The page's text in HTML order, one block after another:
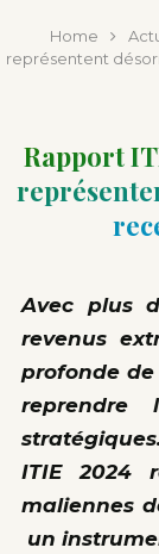
Home
représentent
Rapport
Avec plus
revenus
profonde
reprendre
ITIE 2024
maliennes
un